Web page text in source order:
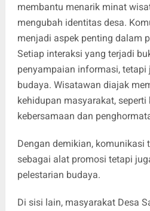
membantu menarik minat
mengubah identitas desa.
menjadi aspek penting dalam
Setiap interaksi yang terjadi
penyampaian informasi, tetapi
budaya. Wisatawan diajak
kehidupan masyarakat, seperti
kebersamaan dan
Dengan demikian, komunikasi
sebagai alat promosi tetapi
pelestarian budaya.
Di sisi lain, masyarakat Desa